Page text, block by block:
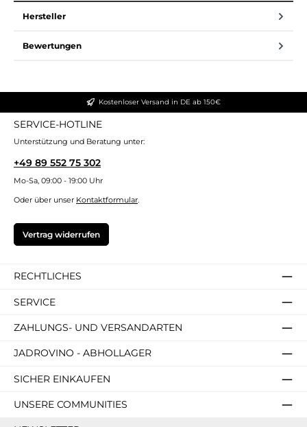
Hersteller
Bewertungen
Kostenloser Versand in DE ab 150€
SERVICE-HOTLINE
Unterstützung und Beratung unter:
+49 89 552 75 302
Mo-Sa, 09:00 - 19:00 Uhr
Oder über unser Kontaktformular.
Vertrag widerrufen
RECHTLICHES
SERVICE
ZAHLUNGS- UND VERSANDARTEN
JADROVINO - ABHOLLAGER
SICHER EINKAUFEN
UNSERE COMMUNITIES